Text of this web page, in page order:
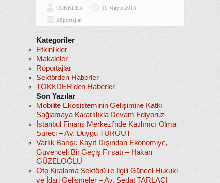
TOKKDER
10 Mayıs 2013
Röportajlar
Kategoriler
Etkinlikler
Makaleler
Röportajlar
Sektörden Haberler
TOKKDER'den Haberler
Son Yazılar
Mobilite Ekosisteminin Gelişimine Katkı
Sağlamaya Kararlılıkla Devam Ediyoruz
İstanbul Finans Merkezi’nde Katılımcı Olma
Süreci – Av. Duygu TURGUT
Varlık Barışı: Kayıt Dışından Ekonomiye,
Güvenceli Bir Geçiş Fırsatı – Hakan
GÜZELOĞLU
Oto Kiralama Sektörü ile İlgili Güncel Hukuki
ve İdari Gelişmeler – Av. Sedat TARLACI